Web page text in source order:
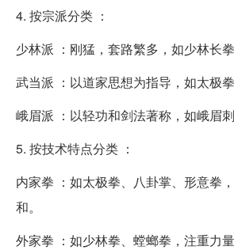
4. 按宗派分类 ：
少林派 ：刚猛，套路繁多，如少林长拳
武当派 ：以道家思想为指导，如太极拳
峨眉派 ：以轻功和剑法著称，如峨眉刺
5. 按技术特点分类 ：
内家拳 ：如太极拳、八卦掌、形意拳
和。
外家拳 ：如少林拳、螳螂拳，注重力量